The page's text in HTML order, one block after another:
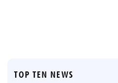
TOP TEN NEWS